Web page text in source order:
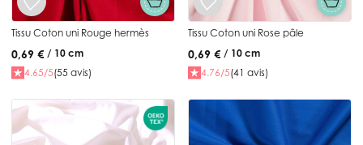
Tissu Coton uni Rouge hermès
0,69 € / 10 cm
4.65/5(55 avis)
Tissu Coton uni Rose pâle
0,69 € / 10 cm
4.76/5(41 avis)